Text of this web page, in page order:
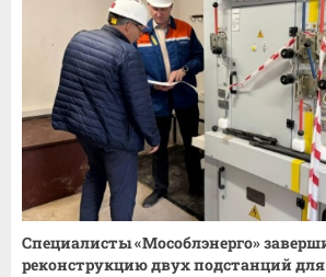
Специалисты «Мособлэнерго»
реконструкцию двух подстанций для